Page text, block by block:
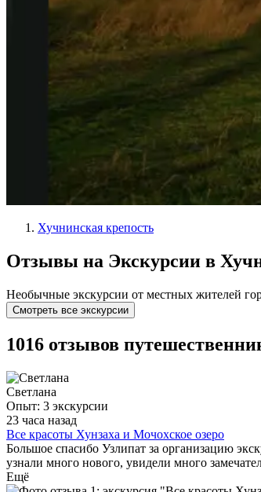
Хучнинская крепость
Отзывы на Экскурсии в
Необычные экскурсии от местных жителей
Смотреть все экскурсии
1016 отзывов
Светлана
Опыт: 3 экскурсии
23 часа назад
Все красоты Хунзаха и Мочохское озеро
Большое спасибо Узлипат за организацию
узнали много нового, увидели много
Ещё